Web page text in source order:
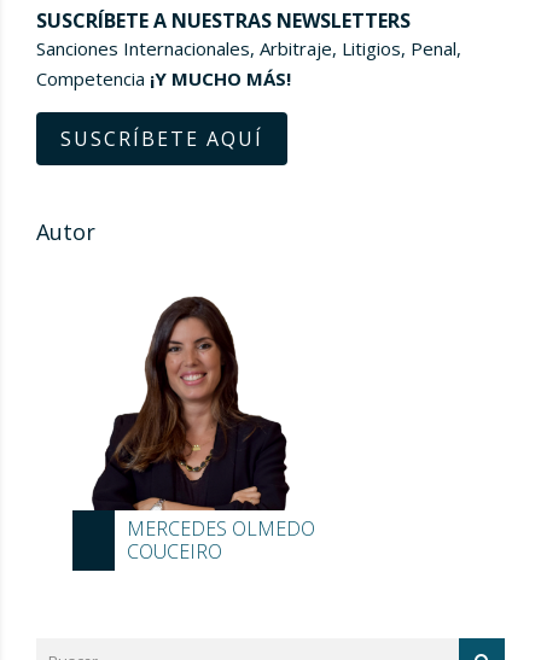
SUSCRÍBETE A NUESTRAS NEWSLETTERS
Sanciones Internacionales, Arbitraje, Litigios, Penal,
Competencia ¡Y MUCHO MÁS!
SUSCRÍBETE AQUÍ
Autor
MERCEDES OLMEDO
COUCEIRO